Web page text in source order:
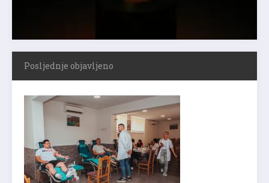
Posljednje objavljeno